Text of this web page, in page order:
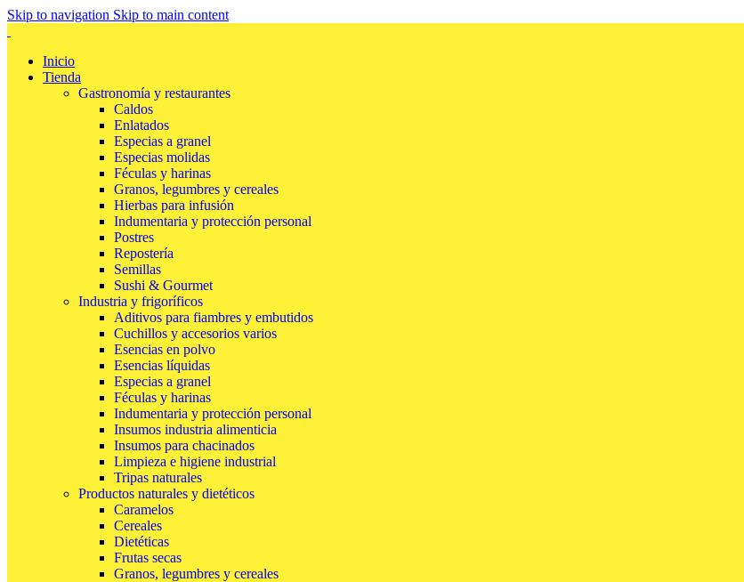
Skip to navigation Skip to main content
Inicio
Tienda
Gastronomía y restaurantes
Caldos
Enlatados
Especias a granel
Especias molidas
Féculas y harinas
Granos, legumbres y cereales
Hierbas para infusión
Indumentaria y protección personal
Postres
Repostería
Semillas
Sushi & Gourmet
Industria y frigoríficos
Aditivos para fiambres y embutidos
Cuchillos y accesorios varios
Esencias en polvo
Esencias líquidas
Especias a granel
Féculas y harinas
Indumentaria y protección personal
Insumos industria alimenticia
Insumos para chacinados
Limpieza e higiene industrial
Tripas naturales
Productos naturales y dietéticos
Caramelos
Cereales
Dietéticas
Frutas secas
Granos, legumbres y cereales